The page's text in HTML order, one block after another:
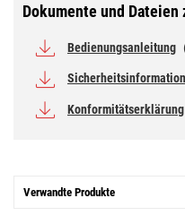
Dokumente und
Bedienungsanleitung
Konformitätserklärung
Verwandte Produkte